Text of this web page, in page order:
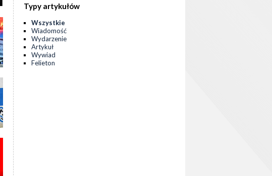
Typy artykułów
Wszystkie
Wiadomość
Wydarzenie
Artykuł
Wywiad
Felieton